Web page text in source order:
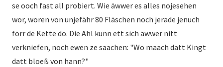
se ooch fast all probiert. Wie äwwer es alles nojesehen
wor, woren von unjefähr 80 Fläschen noch jerade jenuch
förr de Kette do. Die Ahl kunn ett sich äwwer nitt
verkniefen, noch ewen ze saachen: "Wo maach datt Kingt
datt bloeß von hann?"